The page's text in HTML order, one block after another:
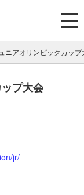
ニアオリンピックカップ
プ大会
jr/